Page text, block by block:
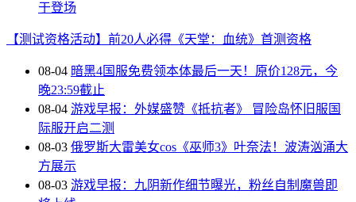
于登场
【测试资格活动】前20人必得《天堂：血统》首测资格
08-04 暗黑4国服免费领本体最后一天！原价128元，今
晚23:59截止
08-04 游戏早报：外媒盛赞《抵抗者》 冒险岛怀旧服国
际服开启二测
08-03 俄罗斯大雷美女cos《巫师3》叶奈法！波涛汹涌大
方展示
08-03 游戏早报：九阴新作细节曝光，粉丝自制魔兽即